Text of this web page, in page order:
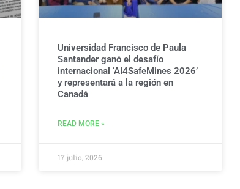
Universidad Francisco de Paula
Santander ganó el desafío
internacional ‘AI4SafeMines 2026’
y representará a la región en
Canadá
READ MORE »
17 julio, 2026